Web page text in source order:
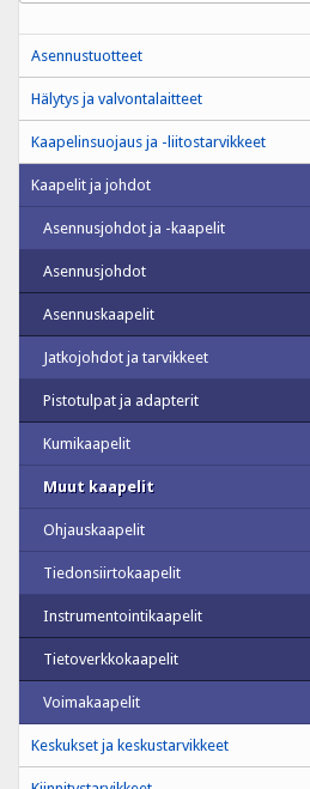
Asennustuotteet
Hälytys ja valvontalaitteet
Kaapelinsuojaus ja -liitostarvikkeet
Kaapelit ja johdot
Asennusjohdot ja -kaapelit
Asennusjohdot
Asennuskaapelit
Jatkojohdot ja tarvikkeet
Pistotulpat ja adapterit
Kumikaapelit
Muut kaapelit
Ohjauskaapelit
Tiedonsiirtokaapelit
Instrumentointikaapelit
Tietoverkkokaapelit
Voimakaapelit
Keskukset ja keskustarvikkeet